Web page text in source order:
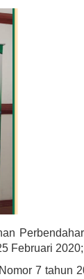
Februari 2020;
7 tahun